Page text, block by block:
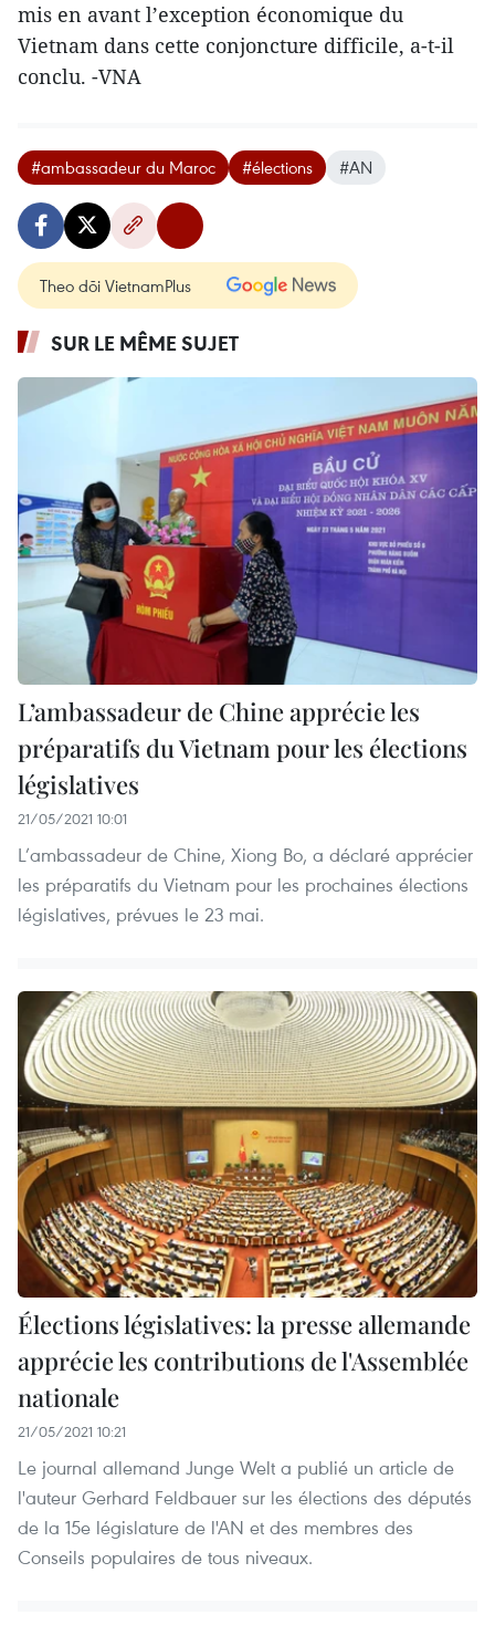
mis en avant l’exception économique du
Vietnam dans cette conjoncture difficile, a-t-il
conclu. -VNA
#ambassadeur du Maroc #élections #AN
Theo dõi VietnamPlus
SUR LE MÊME SUJET
L’ambassadeur de Chine apprécie les
préparatifs du Vietnam pour les élections
législatives
21/05/2021 10:01
L’ambassadeur de Chine, Xiong Bo, a déclaré apprécier
les préparatifs du Vietnam pour les prochaines élections
législatives, prévues le 23 mai.
Élections législatives: la presse allemande
apprécie les contributions de l'Assemblée
nationale
21/05/2021 10:21
Le journal allemand Junge Welt a publié un article de
l'auteur Gerhard Feldbauer sur les élections des députés
de la 15e législature de l'AN et des membres des
Conseils populaires de tous niveaux.